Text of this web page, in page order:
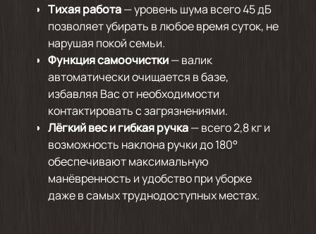
Тихая работа— уровень шума всего 45 дБ
позволяет убирать в любое время суток, не
нарушая покой семьи.
Функция самоочистки— валик
автоматически очищается в базе,
избавляя Вас от необходимости
контактировать с загрязнениями.
Лёгкий вес и гибкая ручка— всего 2,8 кг и
возможность наклона ручки до 180°
обеспечивают максимальную
манёвренность и удобство при уборке
даже в самых труднодоступных местах.